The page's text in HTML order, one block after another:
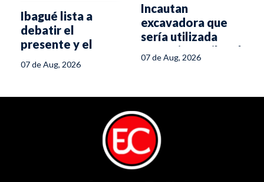
Ibagué lista a
debatir el
presente y el
en el Tolima
07 de Aug, 2026
Incautan
excavadora que
sería utilizada
para minería ilegal
en el sur del
07 de Aug, 2026